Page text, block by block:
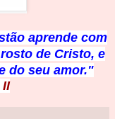
aprende com
de Cristo, e
do seu amor."